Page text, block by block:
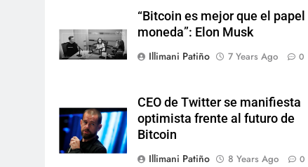
“Bitcoin es mejor que el papel
moneda”: Elon Musk
Illimani Patiño
7 Years Ago 0
CEO de Twitter se manifiesta
optimista frente al futuro de
Bitcoin
Illimani Patiño
8 Years Ago 0